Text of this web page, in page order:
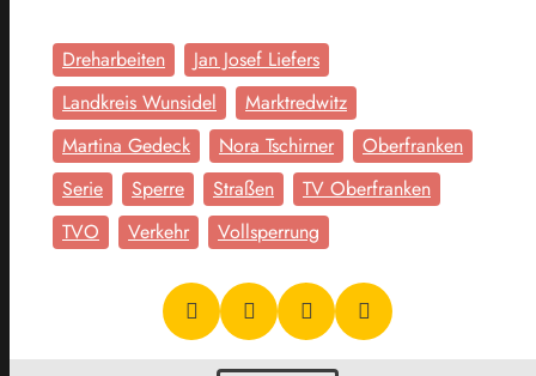
Dreharbeiten
Jan Josef Liefers
Landkreis Wunsidel
Marktredwitz
Martina Gedeck
Nora Tschirner
Oberfranken
Serie
Sperre Straßen
TV Oberfranken
TVO
Verkehr Vollsperrung